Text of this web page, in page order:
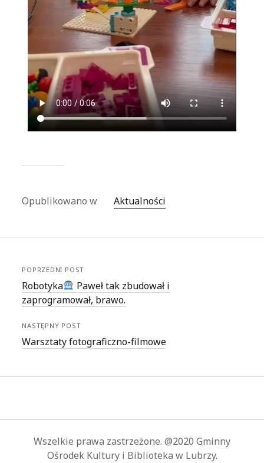
Opublikowano w Aktualności
POPRZEDNI POST
Robotyka
Paweł tak zbudował i
zaprogramował, brawo.
NASTĘPNY POST
Warsztaty fotograficzno-filmowe
Wszelkie prawa zastrzeżone. @2020 Gminny
Ośrodek Kultury i Biblioteka w Lubrzy.